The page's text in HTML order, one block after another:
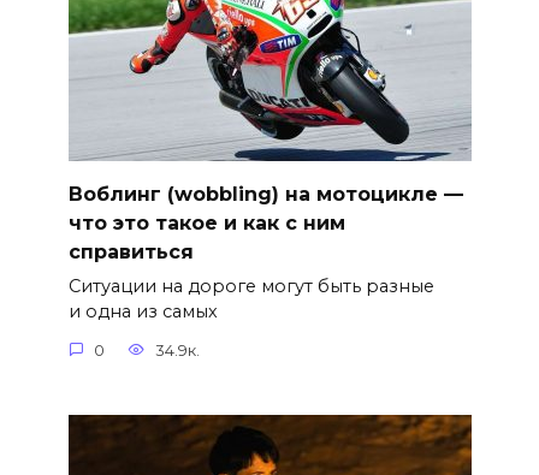
Воблинг (wobbling) на мотоцикле —
что это такое и как с ним
справиться
Ситуации на дороге могут быть разные
и одна из самых
0 34.9к.